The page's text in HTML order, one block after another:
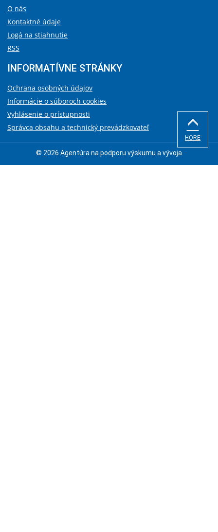
O nás
Kontaktné údaje
Logá na stiahnutie
RSS
INFORMATÍVNE STRÁNKY
Ochrana osobných údajov
Informácie o súboroch cookies
Vyhlásenie o prístupnosti
Správca obsahu a technický prevádzkovateľ
© 2026 Agentúra na podporu výskumu a vývoja
HORE